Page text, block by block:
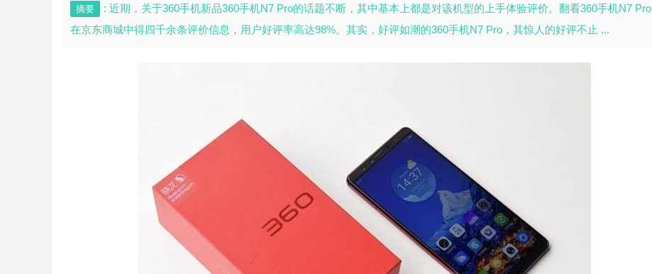
摘要
: 近期，关于360手机新品360手机N7 Pro的话题不断，其中基本上都是对该机型的上手体验评价。翻看360手机N7 Pro
在京东商城中得四千余条评价信息，用户好评率高达98%。其实，好评如潮的360手机N7 Pro，其惊人的好评不止 ...